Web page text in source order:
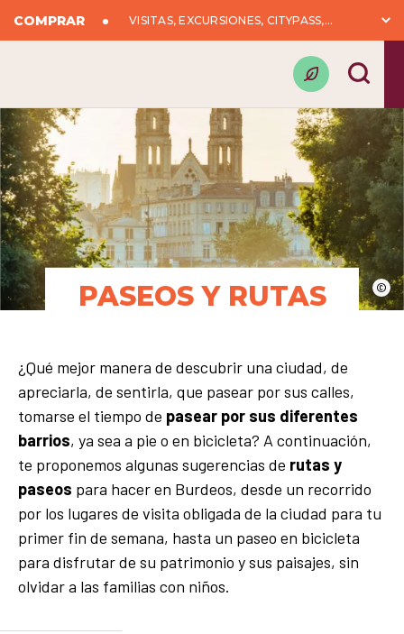
COMPRAR VISITAS, EXCURSIONES, CITYPASS,...
©
PASEOS Y RUTAS
¿Qué mejor manera de descubrir una ciudad, de
apreciarla, de sentirla, que pasear por sus calles,
tomarse el tiempo de pasear por sus diferentes
barrios, ya sea a pie o en bicicleta? A continuación,
te proponemos algunas sugerencias de rutas y
paseos para hacer en Burdeos, desde un recorrido
por los lugares de visita obligada de la ciudad para tu
primer fin de semana, hasta un paseo en bicicleta
para disfrutar de su patrimonio y sus paisajes, sin
olvidar a las familias con niños.